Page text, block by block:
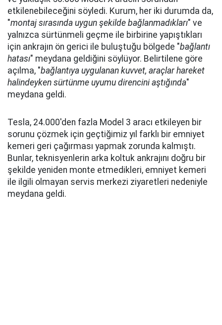
etkilenebileceğini söyledi. Kurum, her iki durumda da,
"montaj sırasında uygun şekilde bağlanmadıkları" ve
yalnızca sürtünmeli geçme ile birbirine yapıştıkları
için ankrajın ön gerici ile buluştuğu bölgede "bağlantı
hatası" meydana geldiğini söylüyor. Belirtilene göre
açılma, "bağlantıya uygulanan kuvvet, araçlar hareket
halindeyken sürtünme uyumu direncini aştığında"
meydana geldi.
Tesla, 24.000'den fazla Model 3 aracı etkileyen bir
sorunu çözmek için geçtiğimiz yıl farklı bir emniyet
kemeri geri çağırması yapmak zorunda kalmıştı.
Bunlar, teknisyenlerin arka koltuk ankrajını doğru bir
şekilde yeniden monte etmedikleri, emniyet kemeri
ile ilgili olmayan servis merkezi ziyaretleri nedeniyle
meydana geldi.